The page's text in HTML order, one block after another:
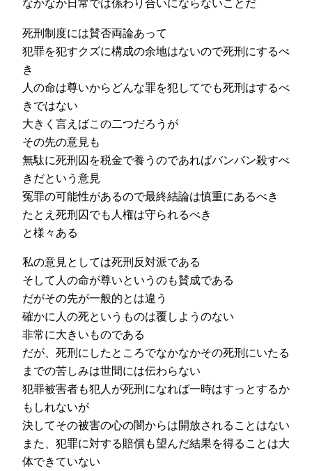
なかなか日常では係わり合いにならないことだ
死刑制度には賛否両論あって
犯罪を犯すクズに構成の余地はないので死刑にするべ
き
人の命は尊いからどんな罪を犯してでも死刑はするべ
きではない
大きく言えばこの二つだろうが
その先の意見も
無駄に死刑囚を税金で養うのであればバンバン殺すべ
きだという意見
冤罪の可能性があるので最終結論は慎重にあるべき
たとえ死刑囚でも人権は守られるべき
と様々ある
私の意見としては死刑反対派である
そして人の命が尊いというのも賛成である
だがその先が一般的とは違う
確かに人の死というものは覆しようのない
非常に大きいものである
だが、死刑にしたところでなかなかその死刑にいたる
までの苦しみは世間には伝わらない
犯罪被害者も犯人が死刑になれば一時はすっとするか
もしれないが
決してその被害の心の闇からは開放されることはない
また、犯罪に対する賠償も望んだ結果を得ることは大
体できていない